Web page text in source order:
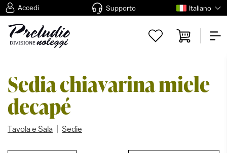
Accedi Supporto Italiano
Sedia chiavarina miele
decapé
Tavola e Sala Sedie